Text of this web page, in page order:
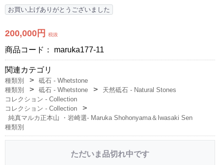
お買い上げありがとうございました
200,000円 税抜
商品コード： maruka177-11
関連カテゴリ
種類別
砥石 - Whetstone
種類別
砥石 - Whetstone
天然砥石 - Natural Stones
コレクション - Collection
コレクション - Collection
純真マルカ正本山 ・岩崎選- Maruka Shohonyama＆Iwasaki Sen
種類別
ただいま品切れ中です